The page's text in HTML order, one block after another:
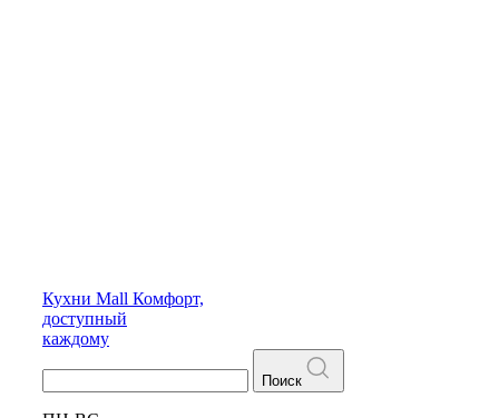
Кухни Mall Комфорт,
доступный
каждому
Поиск